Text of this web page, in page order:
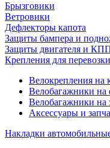
Брызговики
Ветровики
Дефлекторы капота
Защиты бампера и
Защиты двигателя и
Крепления для
Велокрепления на
Велобагажники на
Велобагажники на
Аксессуары и
Накладки